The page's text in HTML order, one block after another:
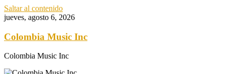
Saltar al contenido
jueves, agosto 6, 2026
Colombia Music Inc
Colombia Music Inc